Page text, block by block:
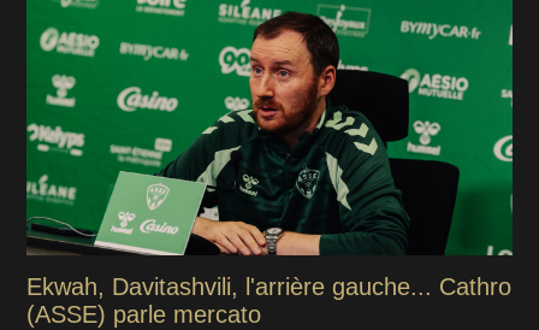
Ekwah, Davitashvili, l'arrière gauche... Cathro
(ASSE) parle mercato